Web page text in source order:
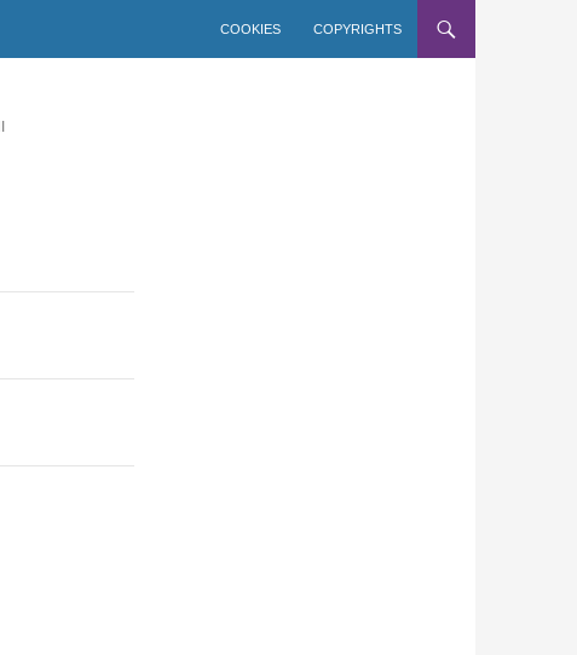
COOKIES COPYRIGHTS